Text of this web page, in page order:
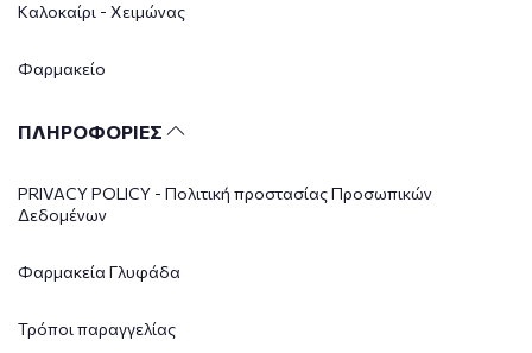
Καλοκαίρι - Χειμώνας
Φαρμακείο
ΠΛΗΡΟΦΟΡΙΕΣ
PRIVACY POLICY - Πολιτική προστασίας Προσωπικών
Δεδομένων
Φαρμακεία Γλυφάδα
Τρόποι παραγγελίας